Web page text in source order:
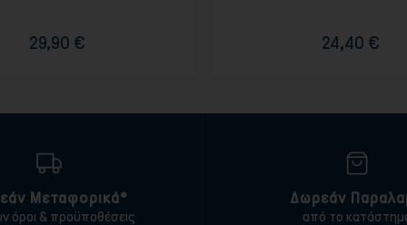
29,90 € 24,40 €
Μεταφορικά*
όροι & προϋποθέσεις
Δωρεάν
από το